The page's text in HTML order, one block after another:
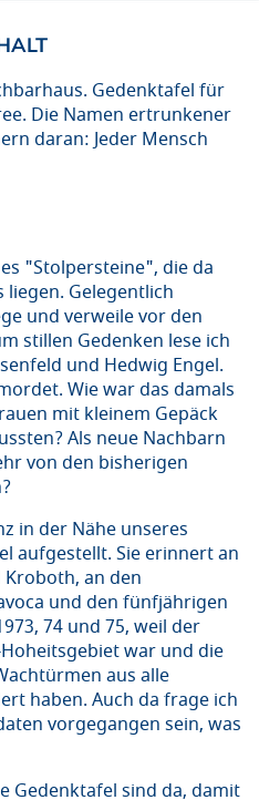
Gedenktafel für
Die Namen ertrunkener
daran: Jeder Mensch
"Stolpersteine", die da
Gelegentlich
und verweile vor den
stillen Gedenken lese ich
und Hedwig Engel.
Wie war das damals
mit kleinem Gepäck
Als neue Nachbarn
von den bisherigen
in der Nähe unseres
aufgestellt. Sie erinnert an
an den
und den fünfjährigen
74 und 75, weil der
war und die
aus alle
haben. Auch da frage ich
vorgegangen sein, was
Gedenktafel sind da, damit